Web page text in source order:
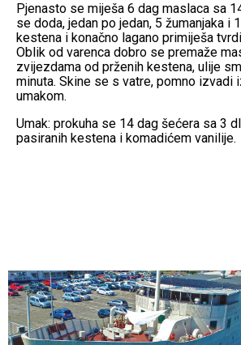
Pjenasto se miješa 6 dag maslaca sa
se doda, jedan po jedan, 5 žumanjaka i
kestena i konačno lagano primiješa
Oblik od varenca dobro se premaže
zvijezdama od prženih kestena, ulije
minuta. Skine se s vatre, pomno izvadi
umakom.
Umak: prokuha se 14 dag šećera sa 3
pasiranih kestena i komadićem vanilije.